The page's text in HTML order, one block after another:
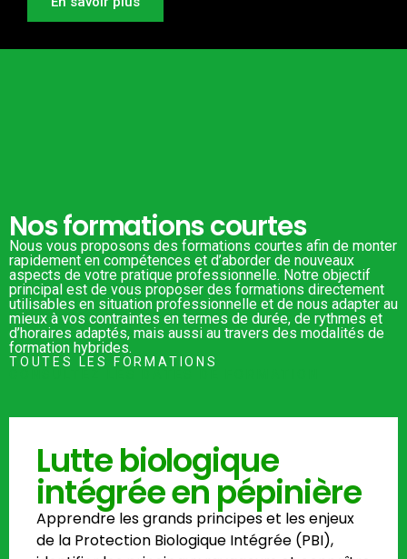
Nos formations courtes
Nous vous proposons des formations courtes afin de monter
rapidement en compétences et d’aborder de nouveaux
aspects de votre pratique professionnelle. Notre objectif
principal est de vous proposer des formations directement
utilisables en situation professionnelle et de nous adapter au
mieux à vos contraintes en termes de durée, de rythmes et
d’horaires adaptés, mais aussi au travers des modalités de
formation hybrides.
TOUTES LES FORMATIONS
Lutte biologique
intégrée en pépinière
Apprendre les grands principes et les enjeux
de la Protection Biologique Intégrée (PBI),